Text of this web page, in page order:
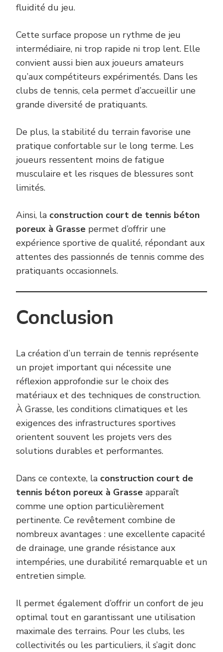
fluidité du jeu.
Cette surface propose un rythme de jeu
intermédiaire, ni trop rapide ni trop lent. Elle
convient aussi bien aux joueurs amateurs
qu’aux compétiteurs expérimentés. Dans les
clubs de tennis, cela permet d’accueillir une
grande diversité de pratiquants.
De plus, la stabilité du terrain favorise une
pratique confortable sur le long terme. Les
joueurs ressentent moins de fatigue
musculaire et les risques de blessures sont
limités.
Ainsi, la construction court de tennis béton
poreux à Grasse permet d’offrir une
expérience sportive de qualité, répondant aux
attentes des passionnés de tennis comme des
pratiquants occasionnels.
Conclusion
La création d’un terrain de tennis représente
un projet important qui nécessite une
réflexion approfondie sur le choix des
matériaux et des techniques de construction.
À Grasse, les conditions climatiques et les
exigences des infrastructures sportives
orientent souvent les projets vers des
solutions durables et performantes.
Dans ce contexte, la construction court de
tennis béton poreux à Grasse apparaît
comme une option particulièrement
pertinente. Ce revêtement combine de
nombreux avantages : une excellente capacité
de drainage, une grande résistance aux
intempéries, une durabilité remarquable et un
entretien simple.
Il permet également d’offrir un confort de jeu
optimal tout en garantissant une utilisation
maximale des terrains. Pour les clubs, les
collectivités ou les particuliers, il s’agit donc